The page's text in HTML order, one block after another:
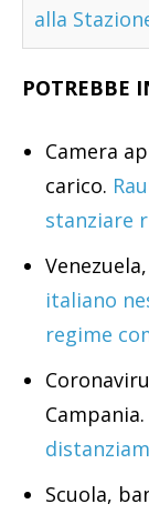
alla
POTREBBE
Camera
carico.
stanziare
italiano
regime
Campania.
Scuola,